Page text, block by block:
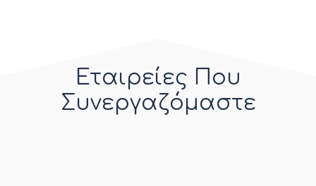
Εταιρείες Που
Συνεργαζόμαστε